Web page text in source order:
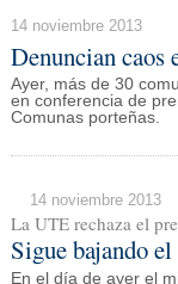
14 noviembre 2013
Denuncian caos
Ayer, más de 30
en conferencia de
Comunas porteñas.
14 noviembre 2013
La UTE rechaza el
Sigue bajando
En el día de ayer el